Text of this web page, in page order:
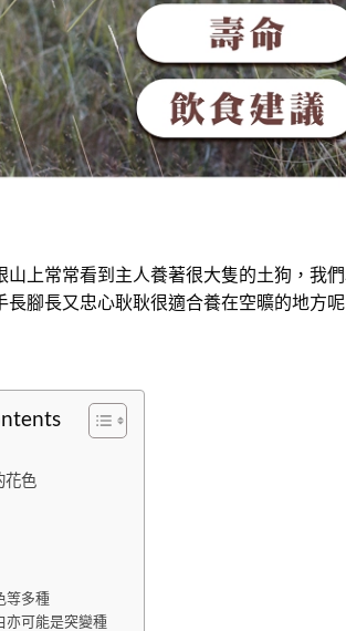
山上常常看到主人養著很大隻的土狗，我
長腳長又忠心耿耿很適合養在空曠的地方
花色
等多種
亦可能是突變種